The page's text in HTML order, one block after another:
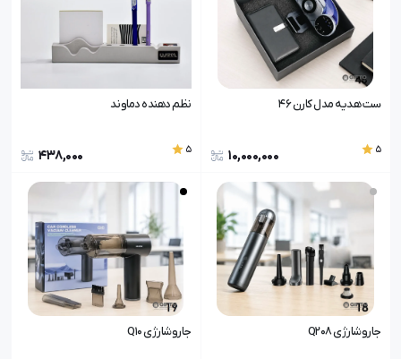
ست هدیه مدل کارن ۴۶
5
10,000,000
نظم دهنده دماوند
5
438,000
جاروشارژی Q208 جاروشارژی Q10